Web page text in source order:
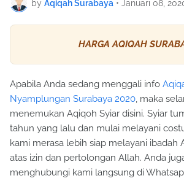
by Aqiqah Surabaya • Januari 08,
HARGA AQIQAH
Apabila Anda sedang menggali info
Nyamplungan Surabaya 2020, maka
menemukan Aqiqoh Syiar disini. Syiar
tahun yang lalu dan mulai melayani
kami merasa lebih siap melayani ibadah
atas izin dan pertolongan Allah. Anda
menghubungi kami langsung di